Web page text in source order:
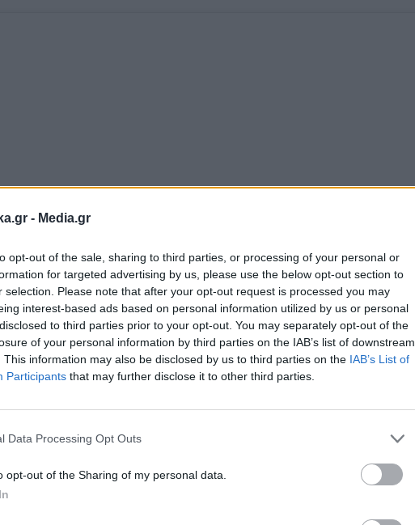
- Media.gr
opt-out of the sale, sharing to third parties, or processing of your personal or
for targeted advertising by us, please use the below opt-out section to
selection. Please note that after your opt-out request is processed you may
interest-based ads based on personal information utilized by us or personal
to third parties prior to your opt-out. You may separately opt-out of the
of your personal information by third parties on the IAB’s list of downstream
This information may also be disclosed by us to third parties on the IAB’s List of
Participants that may further disclose it to other third parties.
Data Processing Opt Outs
opt-out of the Sharing of my personal data.
χρήστη Αννα Ιωαννης Αποστολιδου (@annoulaflorinioti)
#Καρκίνος
newsletter